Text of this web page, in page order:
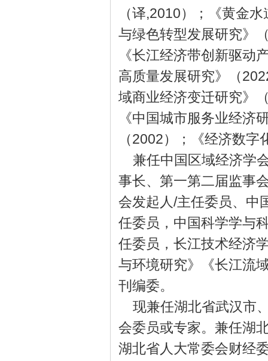
（译,2010）；《黄金
与绿色转型发展研究》
《长江经济带创新驱动
高质量发展研究》（
域商业经济变迁研究》
《中国城市服务业经济
（2002）；《经济数
兼任中国区域经济学
事长、第一第二届监事
会发起人/主任委员、中
任委员，中国科学学与
任委员，长江技术经济
与环境研究》《长江流
刊编委。
现兼任湖北省武汉市
会委员或专家。兼任湖
湖北省人大常委会财经